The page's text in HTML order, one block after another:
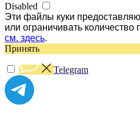
Disabled
Эти файлы куки
или ограничивать
см. здесь.
Принять
Telegram